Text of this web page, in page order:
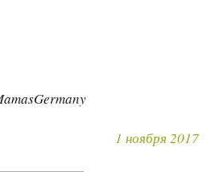
1 ноября 2017